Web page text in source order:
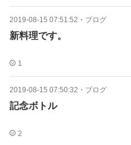
2019-08-15 07:51:52 ・ ブログ
新料理です。
1
2019-08-15 07:50:32 ・ ブログ
記念ボトル
2